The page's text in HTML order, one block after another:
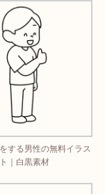
する男性の無料イラス
ト｜白黒素材